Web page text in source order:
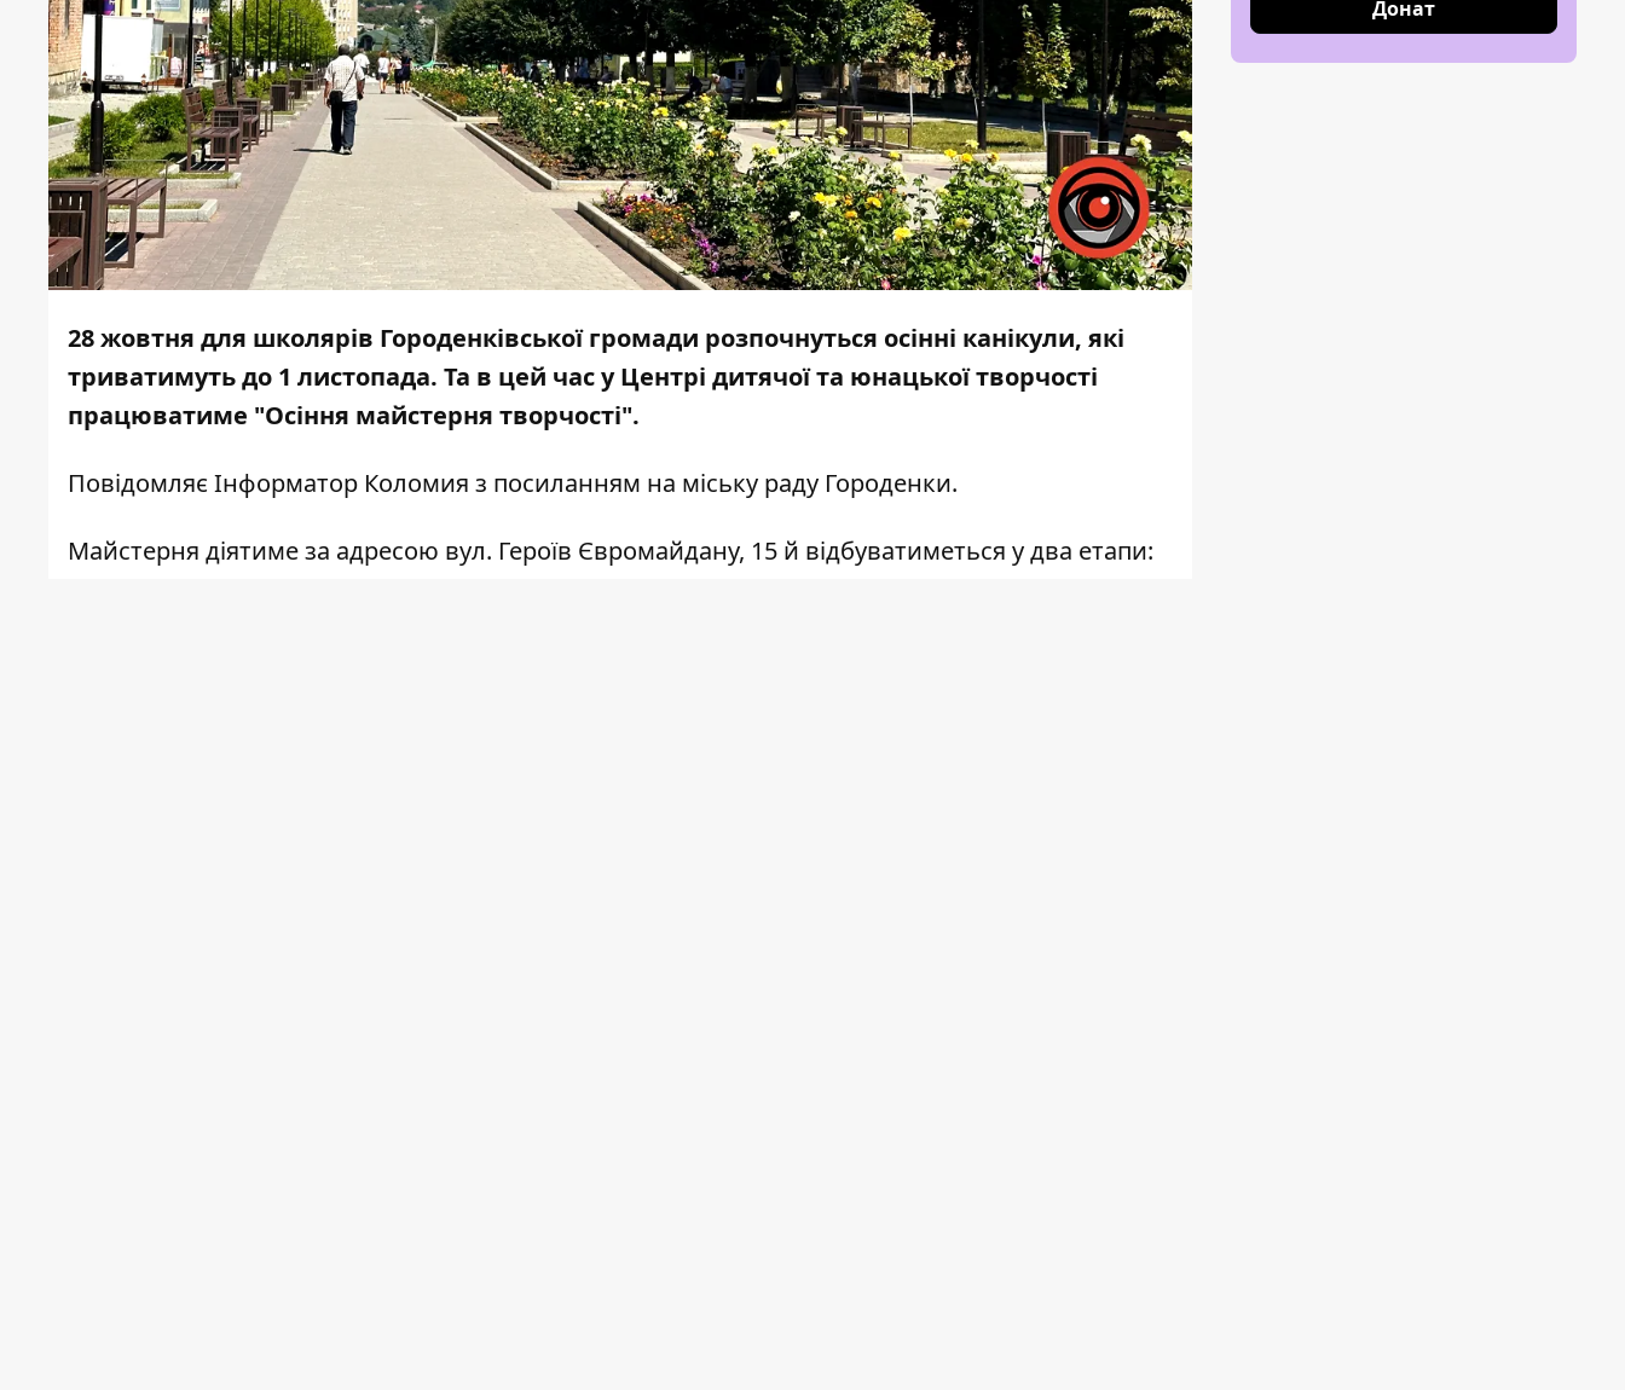
28 жовтня для школярів Городенківської громади розпочнуться осінні канікули, які
триватимуть до 1 листопада. Та в цей час у Центрі дитячої та юнацької творчості
працюватиме "Осіння майстерня творчості".
Повідомляє Інформатор Коломия з посиланням на міську раду Городенки.
Майстерня діятиме за адресою вул. Героїв Євромайдану, 15 й відбуватиметься у два етапи:
Донат